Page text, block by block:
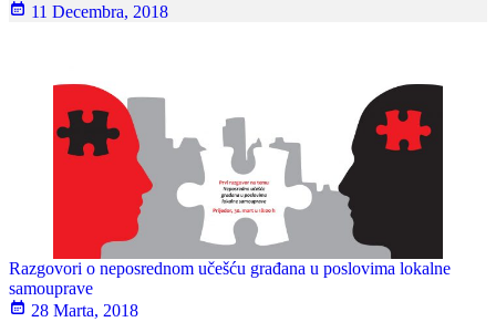
11 Decembra, 2018
Razgovori o neposrednom učešću građana u poslovima lokalne
samouprave
28 Marta, 2018